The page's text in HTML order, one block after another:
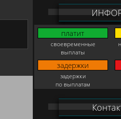
платит
своевременные
выплаты
задержки
задержки
по выплатам